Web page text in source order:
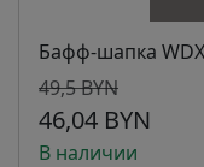
Бафф-шапка
49,5 BYN
46,04 BYN
В наличии